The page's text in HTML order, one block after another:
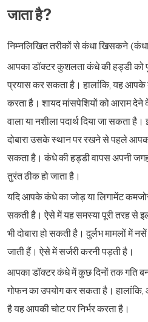
जाता है?
निम्नलिखित तरीकों से कंधा खिसकने
आपका डॉक्टर कुशलता कंधे की हड्डी को
प्रयास कर सकता है। हालांकि, यह आपके
करता है। शायद मांसपेशियों को आराम देने
वाला या नशीला पदार्थ दिया जा सकता
दोबारा उसके स्थान पर रखने से पहले
सकता है। कंधे की हड्डी वापस अपनी
तुरंत ठीक हो जाता है।
यदि आपके कंधे का जोड़ या लिगामेंट
सकती है। ऐसे में यह समस्या पूरी तरह से
भी दोबारा हो सकती है। दुर्लभ मामलों में नसें
जाती हैं। ऐसे में सर्जरी करनी पड़ती है।
आपका डॉक्टर कंधे में कुछ दिनों तक गति
गोफन का उपयोग कर सकता है।
है यह आपकी चोट पर निर्भर करता है।